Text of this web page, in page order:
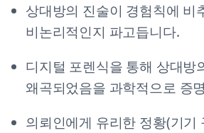
상대방의 진술이 경험칙에 비
비논리적인지 파고듭니다.
디지털 포렌식을 통해 상대방
왜곡되었음을 과학적으로 증
의뢰인에게 유리한 정황(기기